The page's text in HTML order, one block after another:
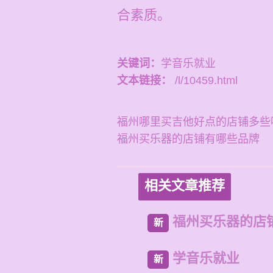
合素质。
关键词： 学音乐就业
文本链接：
/l/10459.html
福州哪里买吉他好点的店铺多些
福州买乐器的店铺有哪些品牌
相关文章推荐
新 福州买乐器的店
新 学音乐就业